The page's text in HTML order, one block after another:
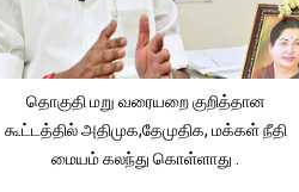
தொகுதி மறு வரையறை குறித்தான
கூட்டத்தில் அதிமுக,தேமுதிக, மக்கள் நீதி
மையம் கலந்து கொள்ளாது .